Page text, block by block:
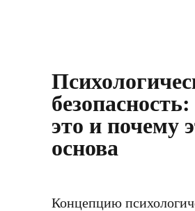
это и почему
основа
Концепцию